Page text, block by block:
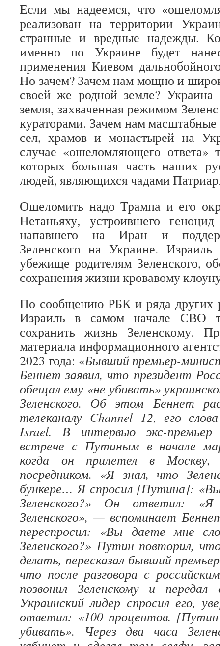
Если мы надеемся, что
реализован на территории
странные и вредные надежды.
именно по Украине будет
применения Киевом
Но зачем? Зачем нам мощно и
своей же родной земле?
земля, захваченная режимом
кураторами. Зачем нам масштабные
сел, храмов и монастырей на
случае «ошеломляющего ответа»
которых большая часть наших
людей, являющихся чадами
Ошеломить надо Трампа и его
Нетаньяху, устроившего
напавшего на Иран и
Зеленского на Украине. Израиль
убежище родителям Зеленского,
сохранения жизни кровавому
По сообщению РБК и ряда других
Израиль в самом начале СВО
сохранить жизнь Зеленскому.
материала информационного
2023 года: «Бывший премьер-
Беннет заявил, что президент
обещал ему «не убивать»
Зеленского. Об этом Беннет
телеканалу Channel 12, его
Israel. В интервью экс-премьер
встрече с Путиным в начале
когда он прилетел в
посредником. «Я знал, что
бункере… Я спросил [Путина]:
Зеленского?» Он ответил:
Зеленского», — вспоминает
переспросил: «Вы даете мне
Зеленского?» Путин повторил,
делать, пересказал бывший
что после разговора с
позвонил Зеленскому и
Украинский лидер спросил его,
ответил: «100 процентов.
убивать». Через два часа